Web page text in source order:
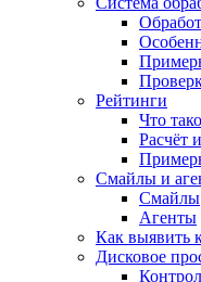
Рейтинги
Что
Расчёт
Смайлы и
Смайлы
Агенты
Как выявить
Дисковое